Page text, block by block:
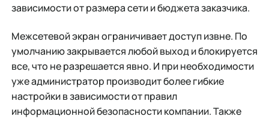
зависимости от размера сети и бюджета заказчика.
Межсетевой экран ограничивает доступ извне. По
умолчанию закрывается любой выход и блокируется
все, что не разрешается явно. И при необходимости
уже администратор производит более гибкие
настройки в зависимости от правил
информационной безопасности компании. Также